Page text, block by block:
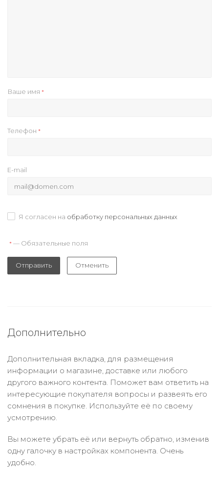
Ваше имя *
Телефон *
E-mail
Я согласен на обработку персональных данных
* — Обязательные поля
Отправить Отменить
Дополнительно
Дополнительная вкладка, для размещения
информации о магазине, доставке или любого
другого важного контента. Поможет вам ответить на
интересующие покупателя вопросы и развеять его
сомнения в покупке. Используйте её по своему
усмотрению.
Вы можете убрать её или вернуть обратно, изменив
одну галочку в настройках компонента. Очень
удобно.